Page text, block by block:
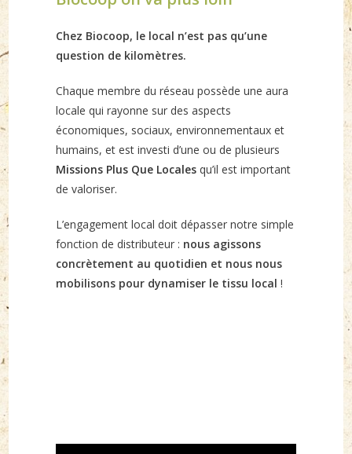
Chez Biocoop, le local n’est pas qu’une
question de kilomètres.
Chaque membre du réseau possède une aura
locale qui rayonne sur des aspects
économiques, sociaux, environnementaux et
humains, et est investi d’une ou de plusieurs
Missions Plus Que Locales qu’il est important
de valoriser.
L’engagement local doit dépasser notre simple
fonction de distributeur : nous agissons
concrètement au quotidien et nous nous
mobilisons pour dynamiser le tissu local !